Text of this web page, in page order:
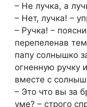
– Не лучка, а
– Нет, лучка! –
– Ручка! –
перепеленав
папу солнышко
огненную ручку
вместе с
– Это что вы за
уме? – строго